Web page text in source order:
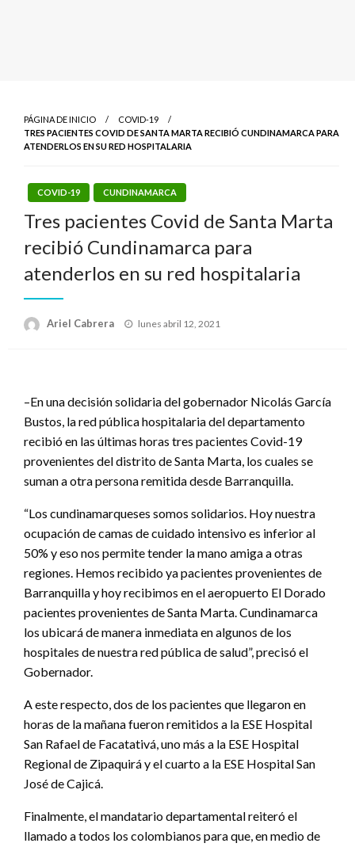
PÁGINA DE INICIO
COVID-19
TRES PACIENTES COVID DE SANTA MARTA RECIBIÓ CUNDINAMARCA PARA
ATENDERLOS EN SU RED HOSPITALARIA
COVID-19 CUNDINAMARCA
Tres pacientes Covid de Santa Marta
recibió Cundinamarca para
atenderlos en su red hospitalaria
Ariel Cabrera
Publicado
lunes abril 12, 2021
–En una decisión solidaria del gobernador Nicolás García
Bustos, la red pública hospitalaria del departamento
recibió en las últimas horas tres pacientes Covid-19
provenientes del distrito de Santa Marta, los cuales se
suman a otra persona remitida desde Barranquilla.
“Los cundinamarqueses somos solidarios. Hoy nuestra
ocupación de camas de cuidado intensivo es inferior al
50% y eso nos permite tender la mano amiga a otras
regiones. Hemos recibido ya pacientes provenientes de
Barranquilla y hoy recibimos en el aeropuerto El Dorado
pacientes provenientes de Santa Marta. Cundinamarca
los ubicará de manera inmediata en algunos de los
hospitales de nuestra red pública de salud”, precisó el
Gobernador.
A este respecto, dos de los pacientes que llegaron en
horas de la mañana fueron remitidos a la ESE Hospital
San Rafael de Facatativá, uno más a la ESE Hospital
Regional de Zipaquirá y el cuarto a la ESE Hospital San
José de Cajicá.
Finalmente, el mandatario departamental reiteró el
llamado a todos los colombianos para que, en medio de